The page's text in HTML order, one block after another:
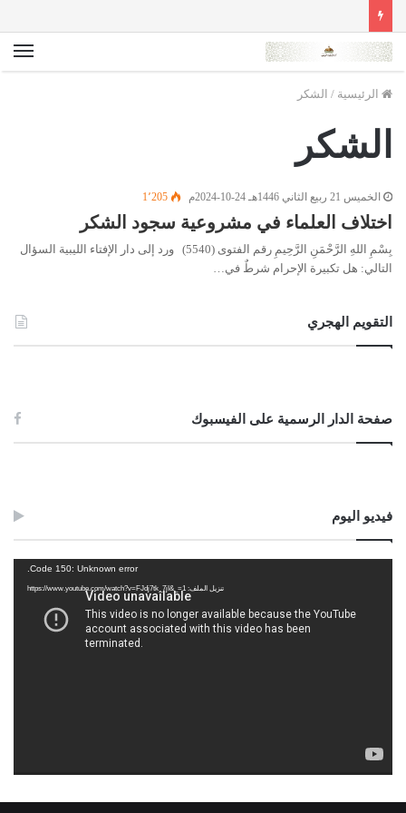
الرئيسية / الشكر
الشكر
الخميس 21 ربيع الثاني 1446هـ 24-10-2024م 1٬205
اختلاف العلماء في مشروعية سجود الشكر
بِسْمِ اللهِ الرَّحْمَنِ الرَّحِيمِ رقم الفتوى (5540) ورد إلى دار الإفتاء الليبية السؤال
التالي: هل تكبيرة الإحرام شرطٌ في…
التقويم الهجري
صفحة الدار الرسمية على الفيسبوك
فيديو اليوم
Code 150: Unknown error.
تنزيل الملف: https://www.youtube.com/watch?v=FJdj7tk_7jI&_=1